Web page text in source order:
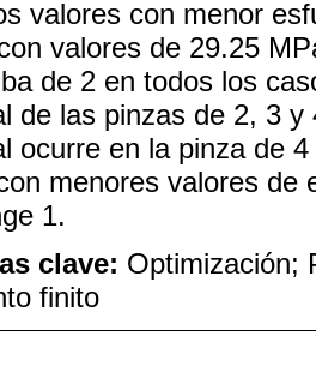
valores con menor
valores de 29.25
de 2 en todos los
de las pinzas de 2, 3
ocurre en la pinza de
menores valores de
1.
clave: Optimización;
finito